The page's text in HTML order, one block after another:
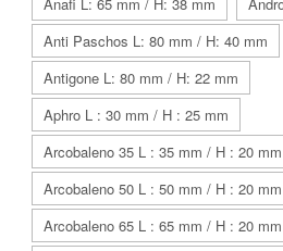
Anti Paschos L: 80 mm / H: 40 mm
Antigone L: 80 mm / H: 22 mm
Aphro L : 30 mm / H : 25 mm
Arcobaleno 35 L : 35 mm / H : 20 mm
Arcobaleno 50 L : 50 mm / H : 20 mm
Arcobaleno 65 L : 65 mm / H : 20 mm